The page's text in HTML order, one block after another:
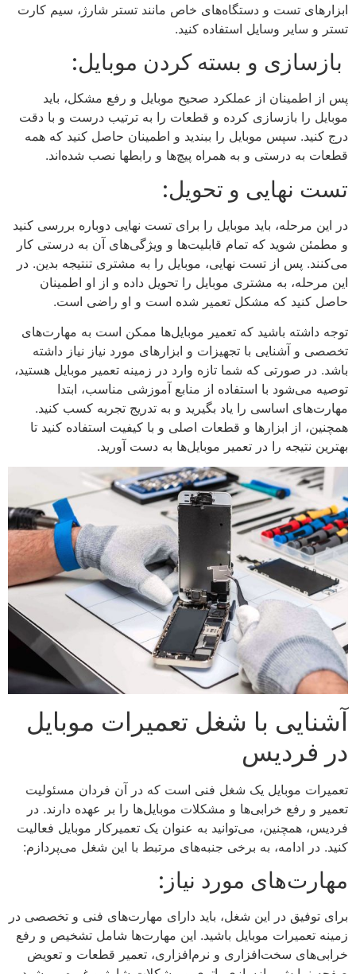
ابزارهای تست و دستگاه‌های خاص مانند تستر شارژ، سیم کارت
تستر و سایر وسایل استفاده کنید.
بازسازی و بسته کردن موبایل:
پس از اطمینان از عملکرد صحیح موبایل و رفع مشکل، باید
موبایل را بازسازی کرده و قطعات را به ترتیب درست و با دقت
درج کنید. سپس موبایل را ببندید و اطمینان حاصل کنید که همه
قطعات به درستی و به همراه پیچ‌ها و رابطها نصب شده‌اند.
تست نهایی و تحویل:
در این مرحله، باید موبایل را برای تست نهایی دوباره بررسی کنید
و مطمئن شوید که تمام قابلیت‌ها و ویژگی‌های آن به درستی کار
می‌کنند. پس از تست نهایی، موبایل را به مشتری تنتیجه بدین. در
این مرحله، به مشتری موبایل را تحویل داده و از او اطمینان
حاصل کنید که مشکل تعمیر شده است و او راضی است.
توجه داشته باشید که تعمیر موبایل‌ها ممکن است به مهارت‌های
تخصصی و آشنایی با تجهیزات و ابزارهای مورد نیاز نیاز داشته
باشد. در صورتی که شما تازه وارد در زمینه تعمیر موبایل هستید،
توصیه می‌شود با استفاده از منابع آموزشی مناسب، ابتدا
مهارت‌های اساسی را یاد بگیرید و به تدریج تجربه کسب کنید.
همچنین، از ابزارها و قطعات اصلی و با کیفیت استفاده کنید تا
بهترین نتیجه را در تعمیر موبایل‌ها به دست آورید.
آشنایی با شغل تعمیرات موبایل
در فردیس
تعمیرات موبایل یک شغل فنی است که در آن فردان مسئولیت
تعمیر و رفع خرابی‌ها و مشکلات موبایل‌ها را بر عهده دارند. در
فردیس، همچنین، می‌توانید به عنوان یک تعمیرکار موبایل فعالیت
کنید. در ادامه، به برخی جنبه‌های مرتبط با این شغل می‌پردازم:
مهارت‌های مورد نیاز:
برای توفیق در این شغل، باید دارای مهارت‌های فنی و تخصصی در
زمینه تعمیرات موبایل باشید. این مهارت‌ها شامل تشخیص و رفع
خرابی‌های سخت‌افزاری و نرم‌افزاری، تعمیر قطعات و تعویض